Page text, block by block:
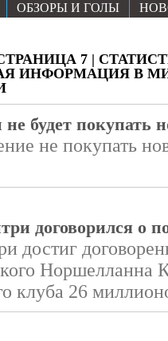
ОБЗОРЫ И ГОЛЫ
7 |
ИНФОРМАЦИЯ В
будет покупать
не покупать
договорился о
достиг
Норшелланна
клуба 26